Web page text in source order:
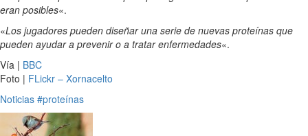
eran posibles«.
«Los jugadores pueden diseñar una serie de nuevas proteínas que
pueden ayudar a prevenir o a tratar enfermedades«.
Vía | BBC
Foto | FLickr – Xornacelto
Noticias #proteínas